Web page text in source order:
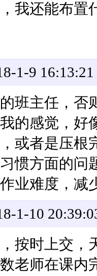
我还能布置
1-9 16:13:21
班主任，否
的感觉，好
或者是压根
惯方面的问
业难度，减
1-10
按时上交，
老师在课内